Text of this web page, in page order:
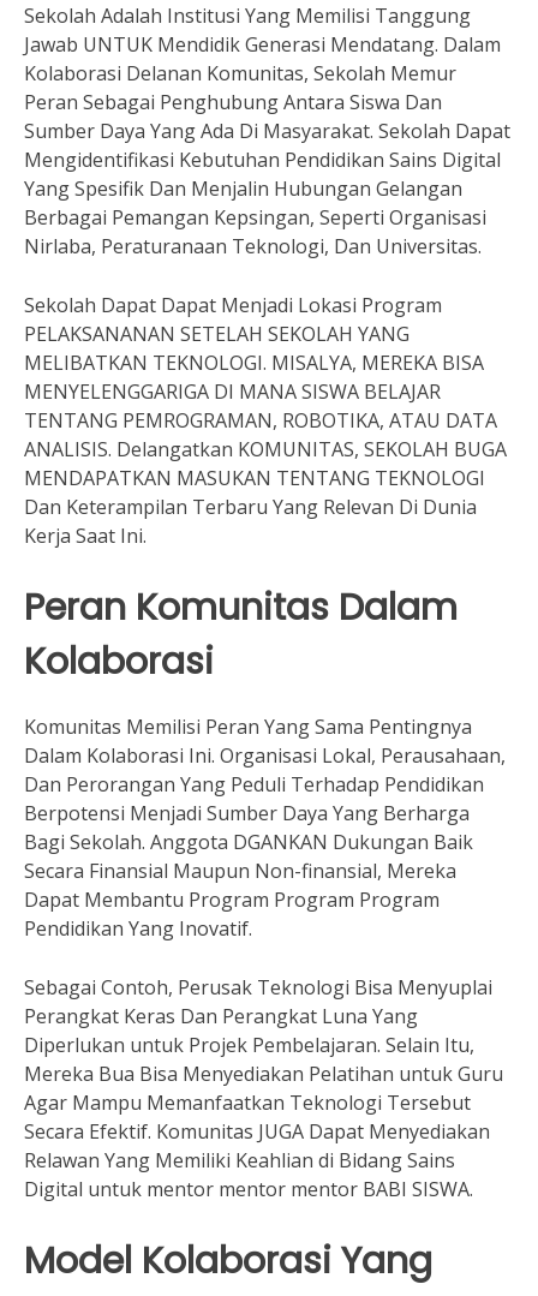
Sekolah Adalah Institusi Yang Memilisi Tanggung
Jawab UNTUK Mendidik Generasi Mendatang. Dalam
Kolaborasi Delanan Komunitas, Sekolah Memur
Peran Sebagai Penghubung Antara Siswa Dan
Sumber Daya Yang Ada Di Masyarakat. Sekolah Dapat
Mengidentifikasi Kebutuhan Pendidikan Sains Digital
Yang Spesifik Dan Menjalin Hubungan Gelangan
Berbagai Pemangan Kepsingan, Seperti Organisasi
Nirlaba, Peraturanaan Teknologi, Dan Universitas.
Sekolah Dapat Dapat Menjadi Lokasi Program
PELAKSANANAN SETELAH SEKOLAH YANG
MELIBATKAN TEKNOLOGI. MISALYA, MEREKA BISA
MENYELENGGARIGA DI MANA SISWA BELAJAR
TENTANG PEMROGRAMAN, ROBOTIKA, ATAU DATA
ANALISIS. Delangatkan KOMUNITAS, SEKOLAH BUGA
MENDAPATKAN MASUKAN TENTANG TEKNOLOGI
Dan Keterampilan Terbaru Yang Relevan Di Dunia
Kerja Saat Ini.
Peran Komunitas Dalam
Kolaborasi
Komunitas Memilisi Peran Yang Sama Pentingnya
Dalam Kolaborasi Ini. Organisasi Lokal, Perausahaan,
Dan Perorangan Yang Peduli Terhadap Pendidikan
Berpotensi Menjadi Sumber Daya Yang Berharga
Bagi Sekolah. Anggota DGANKAN Dukungan Baik
Secara Finansial Maupun Non-finansial, Mereka
Dapat Membantu Program Program Program
Pendidikan Yang Inovatif.
Sebagai Contoh, Perusak Teknologi Bisa Menyuplai
Perangkat Keras Dan Perangkat Luna Yang
Diperlukan untuk Projek Pembelajaran. Selain Itu,
Mereka Bua Bisa Menyediakan Pelatihan untuk Guru
Agar Mampu Memanfaatkan Teknologi Tersebut
Secara Efektif. Komunitas JUGA Dapat Menyediakan
Relawan Yang Memiliki Keahlian di Bidang Sains
Digital untuk mentor mentor mentor BABI SISWA.
Model Kolaborasi Yang